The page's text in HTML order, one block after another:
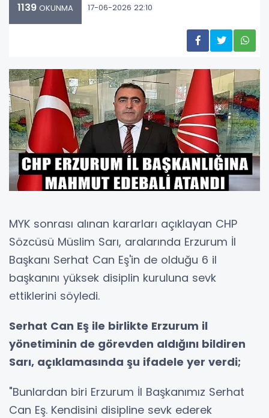
1139 OKUNMA 17-06-2026 22:10
MYK sonrası alınan kararları açıklayan CHP
Sözcüsü Müslim Sarı, aralarında Erzurum İl
Başkanı Serhat Can Eş'in de olduğu 6 il
başkanını yüksek disiplin kuruluna sevk
ettiklerini söyledi.
Serhat Can Eş ile birlikte Erzurum il
yönetiminin de görevden aldığını bildiren
Sarı, açıklamasında şu ifadele yer verdi;
"Bunlardan biri Erzurum İl Başkanımız Serhat
Can Eş. Kendisini disipline sevk ederek